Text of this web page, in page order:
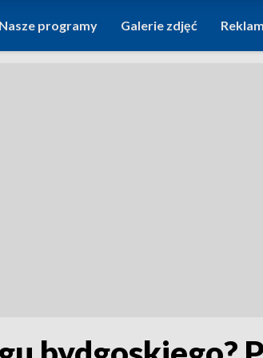
Nasze programy Galerie zdjęć